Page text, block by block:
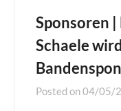
Sponsoren |
Schaele
Posted on04/05/